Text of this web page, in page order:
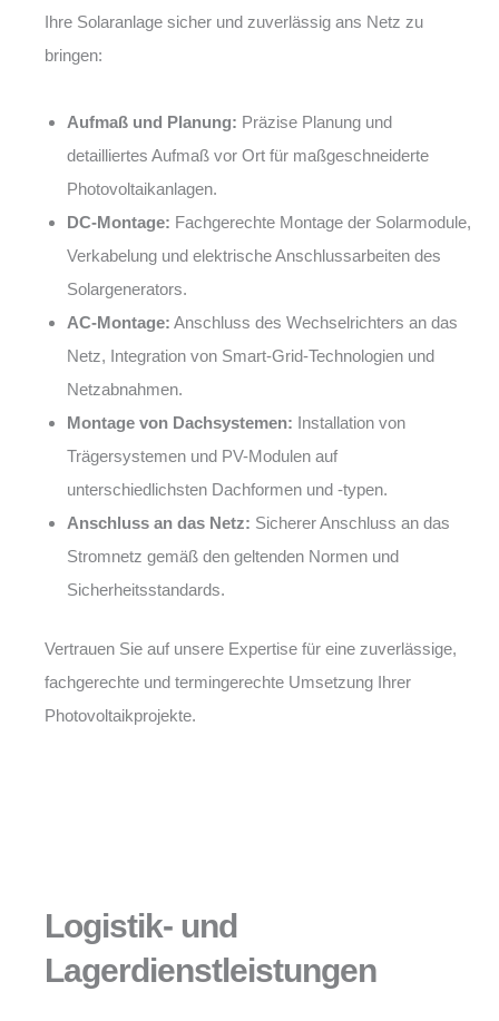
Ihre Solaranlage sicher und zuverlässig ans Netz zu
bringen:
Aufmaß und Planung: Präzise Planung und
detailliertes Aufmaß vor Ort für maßgeschneiderte
Photovoltaikanlagen.
DC-Montage: Fachgerechte Montage der Solarmodule,
Verkabelung und elektrische Anschlussarbeiten des
Solargenerators.
AC-Montage: Anschluss des Wechselrichters an das
Netz, Integration von Smart-Grid-Technologien und
Netzabnahmen.
Montage von Dachsystemen: Installation von
Trägersystemen und PV-Modulen auf
unterschiedlichsten Dachformen und -typen.
Anschluss an das Netz: Sicherer Anschluss an das
Stromnetz gemäß den geltenden Normen und
Sicherheitsstandards.
Vertrauen Sie auf unsere Expertise für eine zuverlässige,
fachgerechte und termingerechte Umsetzung Ihrer
Photovoltaikprojekte.
Logistik- und
Lagerdienstleistungen